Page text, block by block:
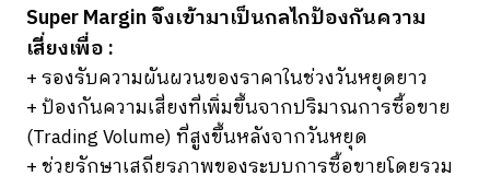
Super Margin จึงเข้ามาเป็นกลไกป้องกันความ
เสี่ยงเพื่อ :
+ รองรับความผันผวนของราคาในช่วงวันหยุดยาว
+ ป้องกันความเสี่ยงที่เพิ่มขึ้นจากปริมาณการซื้อขาย
(Trading Volume) ที่สูงขึ้นหลังจากวันหยุด
+ ช่วยรักษาเสถียรภาพของระบบการซื้อขายโดยรวม